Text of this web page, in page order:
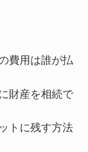
費用は誰が払
財産を相続で
トに残す方法